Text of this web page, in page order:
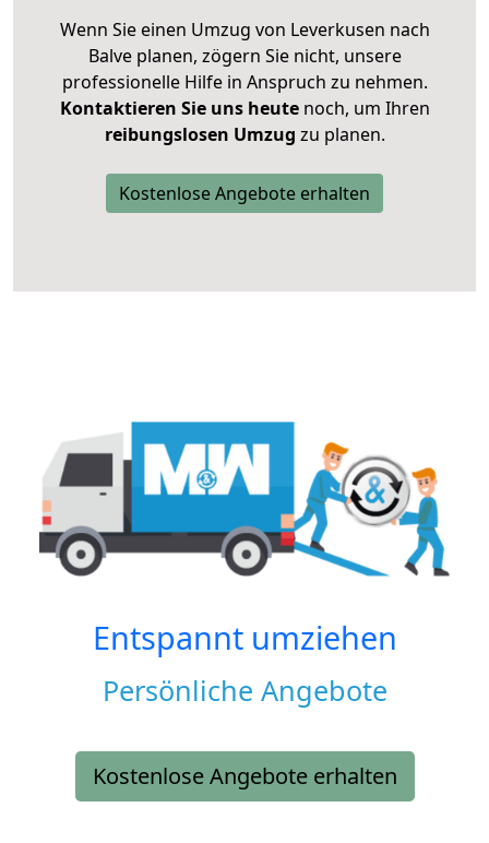
Wenn Sie einen Umzug von Leverkusen nach
Balve planen, zögern Sie nicht, unsere
professionelle Hilfe in Anspruch zu nehmen.
Kontaktieren Sie uns heutenoch, um Ihren
reibungslosen Umzug zu planen.
Kostenlose Angebote erhalten
Entspannt umziehen
Persönliche Angebote
Kostenlose Angebote erhalten